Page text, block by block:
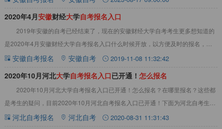
2020年4月安徽财经大学自考报名入口
2019年安徽的自考已经结束了，现在的安徽财经大学自考考生更多想知道的
是2020年4月安徽财经大学自考报名入口什么时候开放，以方便及时的报名，不
错过报名。下面请看关于2020年4月
安徽自考报名 安徽自考 2019-11-08 11:32:42
2020年10月河北大学自考报名入口已开通！ 怎么报名
2020年10月河北大学自考报名入口已开通！怎么报名？在哪里报名？这些都
是考生的疑问，目前2020年10月河北自考报名入口已开通！下面为河北自考生介
绍了2020年10月河北自考报名
河北自考报名 河北自考 2020-08-31 11:31:43